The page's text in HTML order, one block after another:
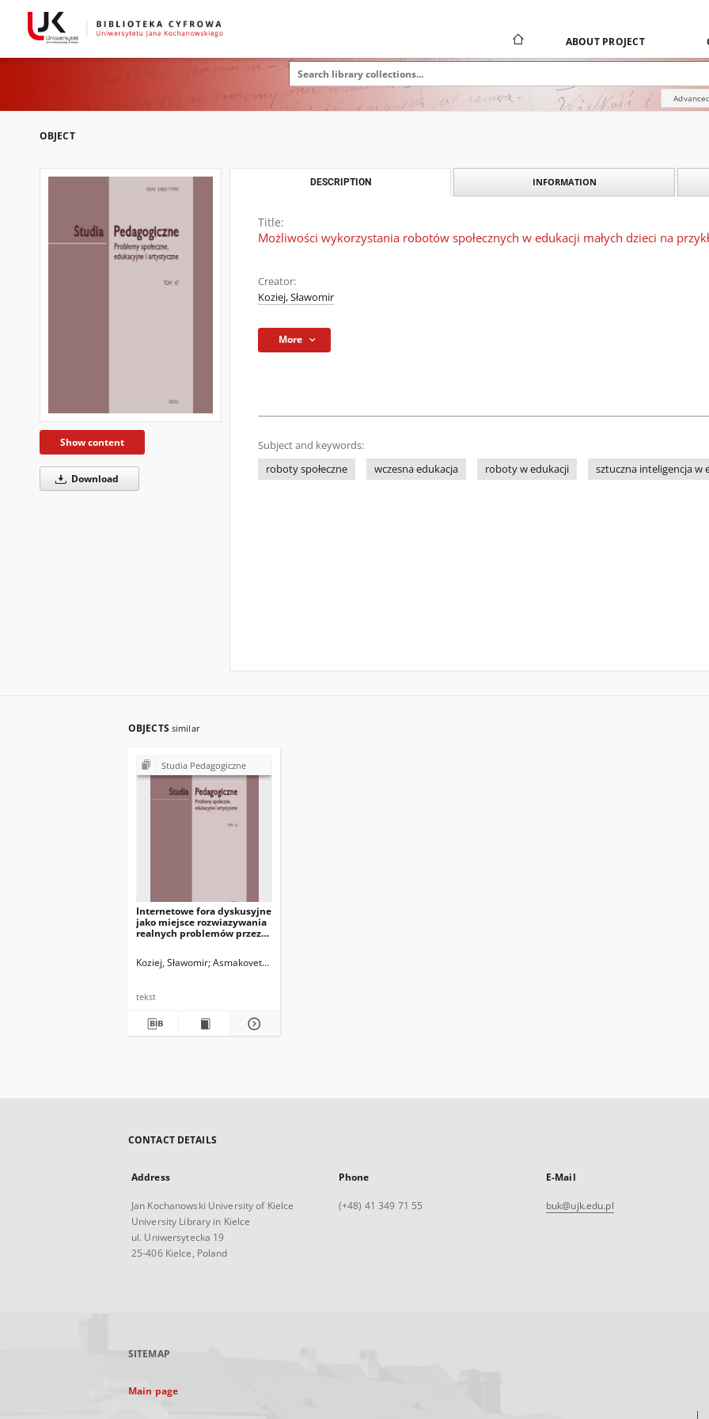
ABOUT PROJECT
OBJECT
Show content
Download
DESCRIPTION INFORMATION
Title:
Możliwości wykorzystania robotów społecznych w edukacji małych dzieci na
Creator:
Koziej, Sławomir
More
Subject and keywords:
roboty społeczne
wczesna edukacja roboty w edukacji sztuczna inteligencja w
OBJECTS similar
Studia Pedagogiczne
Internetowe fora dyskusyjne
jako miejsce rozwiazywania
realnych problemów przez
Koziej, Sławomir Asmakovets, Elena
tekst
CONTACT DETAILS
Address
Jan Kochanowski University of Kielce
University Library in Kielce
ul. Uniwersytecka 19
25-406 Kielce, Poland
Phone
(+48) 41 349 71 55
E-Mail
buk@ujk.edu.pl
SITEMAP
Main page